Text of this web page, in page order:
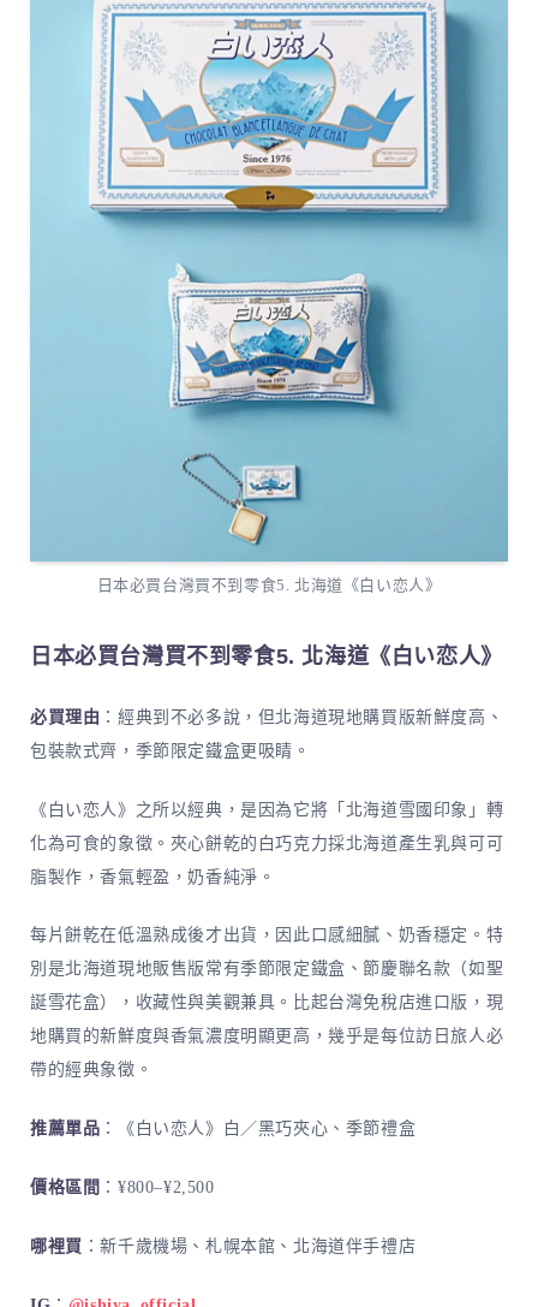
日本必買台灣買不到零食5. 北海道《白い恋人》
日本必買台灣買不到零食5. 北海道《白い恋人》
必買理由 ：經典到不必多說，但北海道現地購買版新鮮度高、
包裝款式齊，季節限定鐵盒更吸睛。
《白い恋人》之所以經典，是因為它將「北海道雪國印象」轉
化為可食的象徵。夾心餅乾的白巧克力採北海道產生乳與可可
脂製作，香氣輕盈，奶香純淨。
每片餅乾在低溫熟成後才出貨，因此口感細膩、奶香穩定。特
別是北海道現地販售版常有季節限定鐵盒、節慶聯名款（如聖
誕雪花盒），收藏性與美觀兼具。比起台灣免稅店進口版，現
地購買的新鮮度與香氣濃度明顯更高，幾乎是每位訪日旅人必
帶的經典象徵。
推薦單品 ：《白い恋人》白／黑巧夾心、季節禮盒
價格區間 ：¥800–¥2,500
哪裡買 ：新千歲機場、札幌本館、北海道伴手禮店